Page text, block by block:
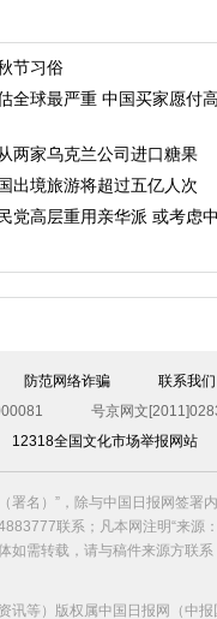
节习俗
全球最严重 中国买家愿付
两家乌克兰公司进口糖果
出境旅游将超过五亿人次
党高层重用亲华派 或考虑
防范网络诈骗 联系我们
号京网文
12318全国文化市场举报网站
署名）”，除与中国日报网签署
联系；凡本网注明“来源
如需转载，请与稿件来源方联系
等）版权属中国日报网（中